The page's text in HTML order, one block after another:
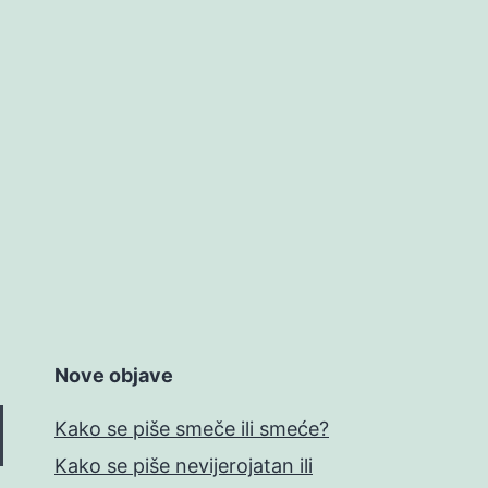
Nove objave
Kako se piše smeče ili smeće?
Kako se piše nevijerojatan ili